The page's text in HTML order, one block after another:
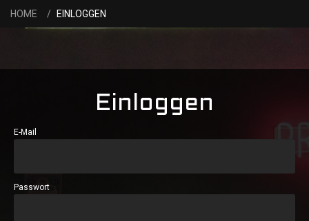
HOME EINLOGGEN
Einloggen
E-Mail
Passwort